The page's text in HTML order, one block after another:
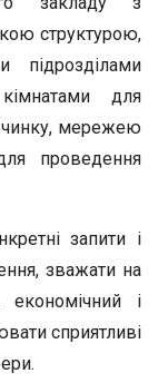
структурою,
підрозділами
для
мережею
проведення
запити і
зважати на
економічний і
сприятливі